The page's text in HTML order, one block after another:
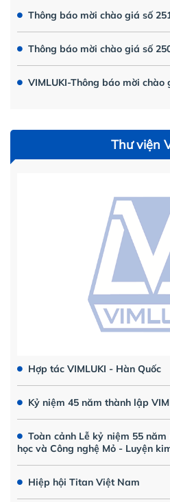
Thông báo mời chào giá số
Thông báo mời chào giá số
VIMLUKI-Thông báo mời chào
Thư viện
Hợp tác VIMLUKI - Hàn Quốc
Kỷ niệm 45 năm thành lập
Toàn cảnh Lễ kỷ niệm 55
học và Công nghệ Mỏ - Luyện
Hiệp hội Titan Việt Nam